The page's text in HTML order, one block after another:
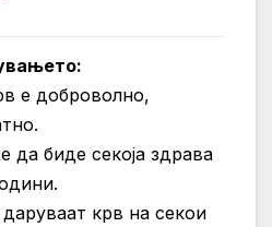
е доброволно,
да биде секоја здрава
крв на секои